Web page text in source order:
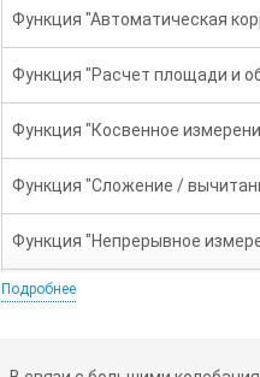
Функция "Автоматическая
Функция "Расчет площади и
Функция "Косвенное
Функция "Сложение /
Функция "Непрерывное
Функция "Min / Max "
Подробнее